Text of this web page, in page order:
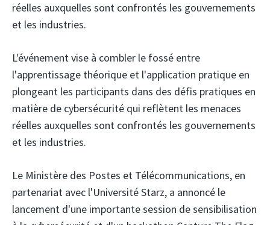
réelles auxquelles sont confrontés les gouvernements
et les industries.
L'événement vise à combler le fossé entre
l'apprentissage théorique et l'application pratique en
plongeant les participants dans des défis pratiques en
matière de cybersécurité qui reflètent les menaces
réelles auxquelles sont confrontés les gouvernements
et les industries.
Le Ministère des Postes et Télécommunications, en
partenariat avec l'Université Starz, a annoncé le
lancement d'une importante session de sensibilisation